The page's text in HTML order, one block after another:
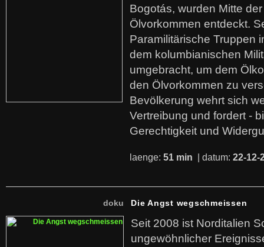
Bogotás, wurden Mitte
Ölvorkommen entdeckt.
Paramilitärische Truppen
dem kolumbianischen
umgebracht, um dem
den Ölvorkommen zu
Bevölkerung wehrt sich
Vertreibung und fordert -
Gerechtigkeit und
laenge: 51 min | datum: 22-12-
doku Die Angst wegschmeissen
Seit 2008 ist Norditalien
ungewöhnlicher